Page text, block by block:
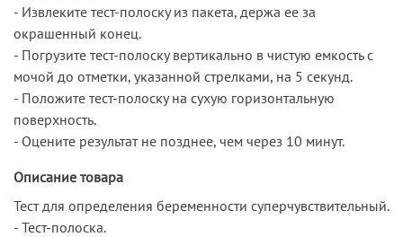
- Извлеките тест-полоску из пакета, держа ее за
окрашенный конец.
- Погрузите тест-полоску вертикально в чистую емкость с
мочой до отметки, указанной стрелками, на 5 секунд.
- Положите тест-полоску на сухую горизонтальную
поверхность.
- Оцените результат не позднее, чем через 10 минут.
Описание товара
Тест для определения беременности суперчувствительный.
- Тест-полоска.